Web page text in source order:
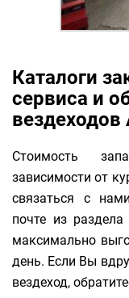
Каталоги
сервиса и
вездеходов
Стоимость
зависимости от
связаться с
почте из раздела
максимально
день. Если Вы
вездеход,